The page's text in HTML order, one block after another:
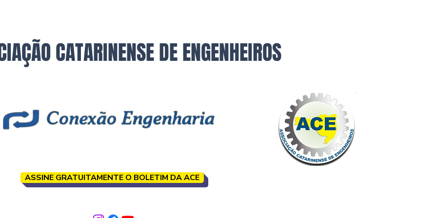
CATARINENSE DE ENGENHEIROS
ASSINE GRATUITAMENTE O BOLETIM DA ACE